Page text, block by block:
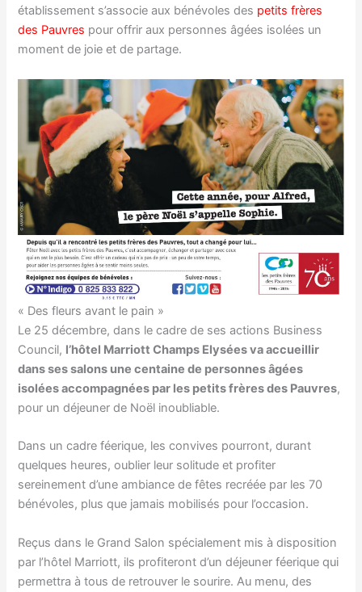
établissement s’associe aux bénévoles des petits frères
des Pauvres pour offrir aux personnes âgées isolées un
moment de joie et de partage.
« Des fleurs avant le pain »
Le 25 décembre, dans le cadre de ses actions Business
Council, l’hôtel Marriott Champs Elysées va accueillir
dans ses salons une centaine de personnes âgées
isolées accompagnées par les petits frères des Pauvres,
pour un déjeuner de Noël inoubliable.
Dans un cadre féerique, les convives pourront, durant
quelques heures, oublier leur solitude et profiter
sereinement d’une ambiance de fêtes recréée par les 70
bénévoles, plus que jamais mobilisés pour l’occasion.
Reçus dans le Grand Salon spécialement mis à disposition
par l’hôtel Marriott, ils profiteront d’un déjeuner féerique qui
permettra à tous de retrouver le sourire. Au menu, des